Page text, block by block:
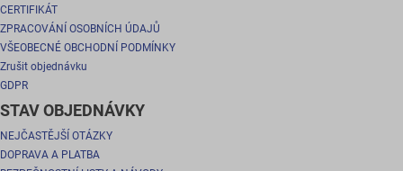
CERTIFIKÁT
ZPRACOVÁNÍ OSOBNÍCH ÚDAJŮ
VŠEOBECNÉ OBCHODNÍ PODMÍNKY
Zrušit objednávku
GDPR
STAV OBJEDNÁVKY
NEJČASTĚJŠÍ OTÁZKY
DOPRAVA A PLATBA